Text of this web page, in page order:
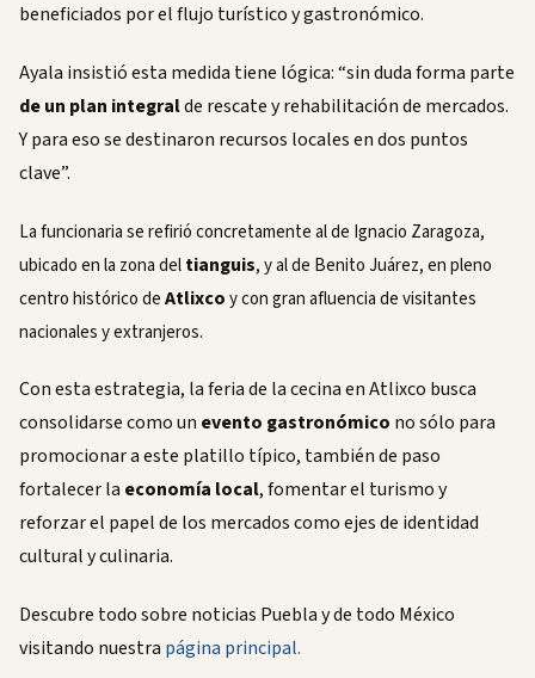
beneficiados por el flujo turístico y gastronómico.
Ayala insistió esta medida tiene lógica: “sin duda forma parte
de un plan integralde rescate y rehabilitación de mercados.
Y para eso se destinaron recursos locales en dos puntos
clave”.
La funcionaria se refirió concretamente al de Ignacio Zaragoza,
ubicado en la zona deltianguis, y al de Benito Juárez, en pleno
centro histórico deAtlixcoy con gran afluencia de visitantes
nacionales y extranjeros.
Con esta estrategia, la feria de la cecina en Atlixco busca
consolidarse como un evento gastronómico no sólo para
promocionar a este platillo típico, también de paso
fortalecer la economía local, fomentar el turismo y
reforzar el papel de los mercados como ejes de identidad
cultural y culinaria.
Descubre todo sobre noticias Puebla y de todo México
visitando nuestra página principal.